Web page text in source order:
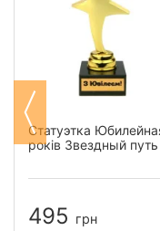
Статуэтка
років Звездный путь
495 грн